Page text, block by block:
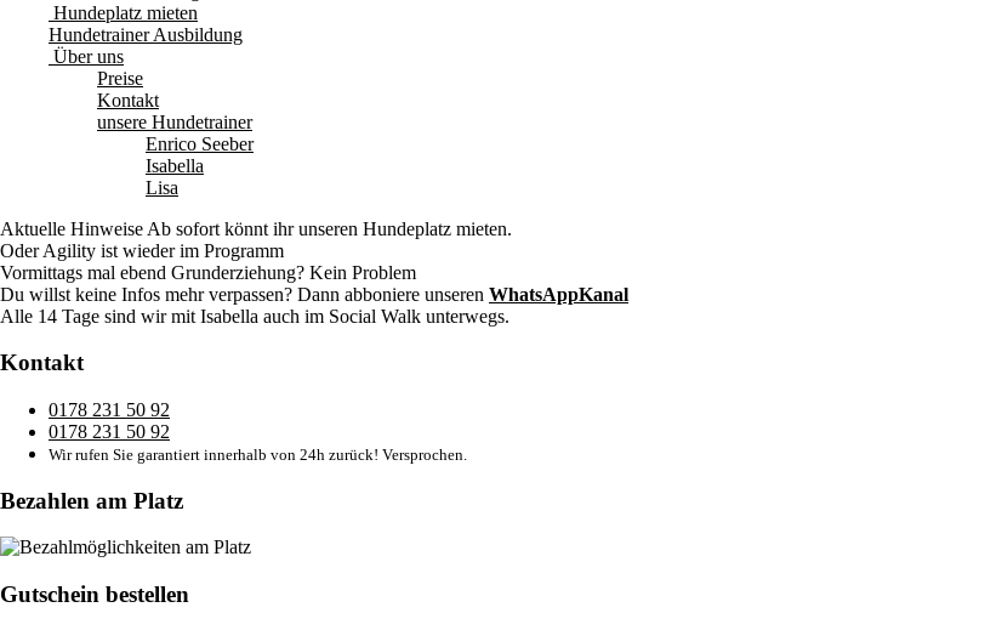
Hundeplatz mieten
Hundetrainer Ausbildung
Über uns
Preise
Kontakt
unsere Hundetrainer
Enrico Seeber
Isabella
Lisa
Aktuelle Hinweise Ab sofort könnt ihr unseren Hundeplatz mieten.
Oder Agility ist wieder im Programm
Vormittags mal ebend Grunderziehung? Kein Problem
Du willst keine Infos mehr verpassen? Dann abboniere unseren WhatsAppKanal
Alle 14 Tage sind wir mit Isabella auch im Social Walk unterwegs.
Kontakt
0178 231 50 92
0178 231 50 92
Wir rufen Sie garantiert innerhalb von 24h zurück! Versprochen.
Bezahlen am Platz
Gutschein bestellen